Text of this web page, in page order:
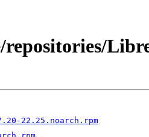
repositories/
22.25.noarch.rpm